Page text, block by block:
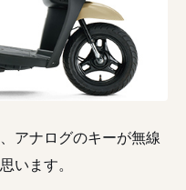
アナログのキーが無線
います。